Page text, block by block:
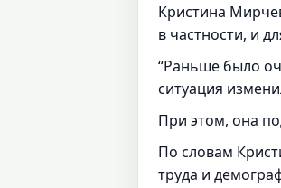
Кристина
в частности, и
“Раньше было
ситуация
При этом, она
По словам
труда и